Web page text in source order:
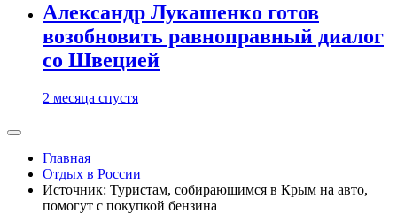
Александр Лукашенко готов
возобновить равноправный диалог
со Швецией
2 месяца спустя
Главная
Отдых в России
Источник: Туристам, собирающимся в Крым на авто,
помогут с покупкой бензина